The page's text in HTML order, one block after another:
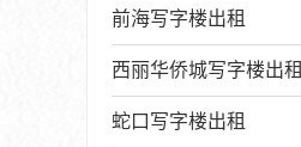
前海写字楼出租
西丽华侨城写字楼出租
蛇口写字楼出租